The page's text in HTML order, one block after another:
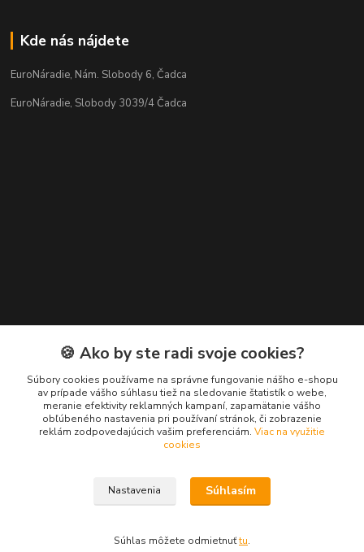
Kde nás nájdete
EuroNáradie, Nám. Slobody 6, Čadca
EuroNáradie, Slobody 3039/4 Čadca
Kontakty
Zákaznícka podpora EuroNáradie
+421 911 629 846
(Po-Pia, 8-16 hod.)
info@euronaradie.sk
🍪 Ako by ste radi svoje cookies?
Súbory cookies používame na správne fungovanie nášho e-shopu
av prípade vášho súhlasu tiež na sledovanie štatistík o webe,
meranie efektivity reklamných kampaní, zapamätanie vášho
obľúbeného nastavenia pri používaní stránok, či zobrazenie
reklám zodpovedajúcich vašim preferenciám. Viac na využitie
cookies
Nastavenia Súhlasím
Súhlas môžete odmietnuťtu.